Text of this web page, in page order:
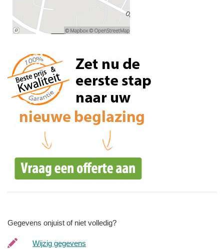
Gegevens onjuist of niet volledig?
Wijzig gegevens